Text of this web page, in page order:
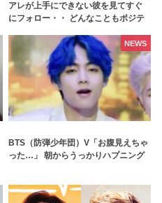
アレが上手にできない彼を見てすぐ
にフォロー・・ どんなこともポジテ
BTS（防弾少年団）V「お腹見えちゃ
った…」 朝からうっかりハプニング
NEWS